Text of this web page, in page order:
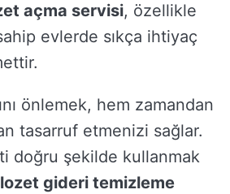
açma servisi, özellikle
evlerde sıkça ihtiyaç
önlemek, hem zamandan
tasarruf etmenizi sağlar.
doğru şekilde kullanmak
gideri temizleme